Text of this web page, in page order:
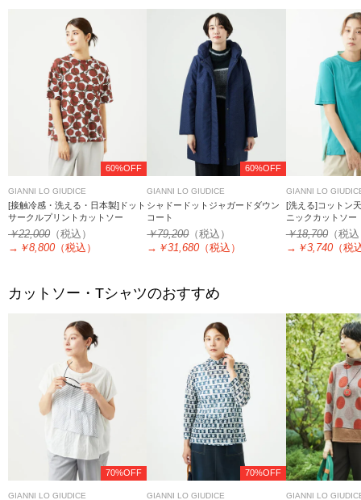
60%OFF
GIANNI LO GIUDICE
[接触冷感・洗える・日本製]ドット
サークルプリントカットソー
￥22,000 （税込）
→ ￥8,800 （税込）
60%OFF
GIANNI LO GIUDICE
シャドードットジャガードダウン
コート
￥79,200（税込）
→ ￥31,680 （税込）
GIANNI LO
[洗える]コットン
ニックカットソー
￥18,700（税
→ ￥3,740（税
カットソー・Tシャツのおすすめ
70%OFF
GIANNI LO GIUDICE
70%OFF
GIANNI LO GIUDICE GIANNI LO